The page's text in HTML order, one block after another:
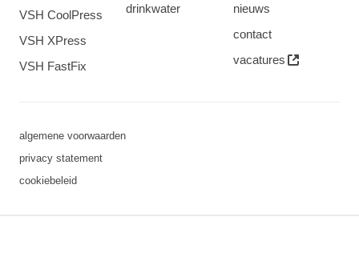
VSH CoolPress
VSH XPress
VSH FastFix
drinkwater
nieuws
contact
vacatures
algemene voorwaarden
privacy statement
cookiebeleid